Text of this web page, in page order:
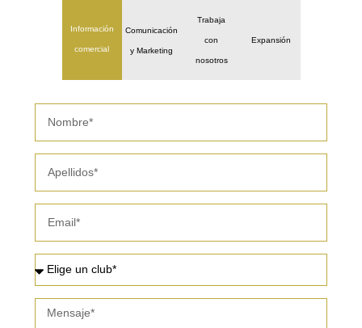
Información
comercial
Comunicación
y Marketing
Trabaja
con
nosotros
Expansión